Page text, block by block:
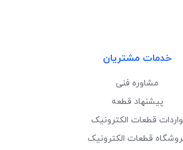
خدمات مشتریان
مشاوره فنی
پیشنهاد قطعه
واردات قطعات الکترونیک
قطعات الکترونیک